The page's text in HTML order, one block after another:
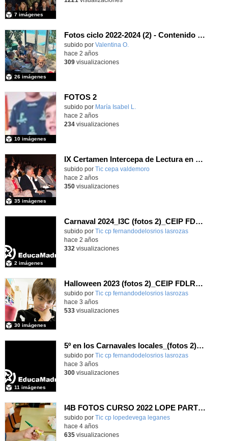
7 imágenes
Fotos ciclo 2022-2024 (2) - Contenido educativo
subido por Valentina O.
26 imágenes
hace 2 años
309visualizaciones
FOTOS 2
subido por María Isabel L.
10 imágenes
hace 2 años
234visualizaciones
IX Certamen Intercepa de Lectura en Voz Alta 2024. Fotos (2)
subido por Tic cepa valdemoro
35 imágenes
-
hace 2 años
350visualizaciones
Carnaval 2024_I3C (fotos 2)_CEIP FDLR_Las Rozas
Contenido educativo.
subido por Tic cp fernandodelosrios lasrozas
2 imágenes
-
hace 2 años
332 visualizaciones
Halloween 2023 (fotos 2)_CEIP FDLR_Las Rozas
Contenido educativo.
subido por Tic cp fernandodelosrios lasrozas
30 imágenes
-
hace 3 años
533visualizaciones
5º en los Carnavales locales_(fotos 2)_CEIP FDLR_Las Rozas
Contenido educativo.
subido por Tic cp fernandodelosrios lasrozas
11 imágenes
-
hace 3 años
300visualizaciones
I4B FOTOS CURSO 2022 LOPE PARTE 2
subido por Tic cp lopedevega leganes-
hace 4 años
635visualizaciones